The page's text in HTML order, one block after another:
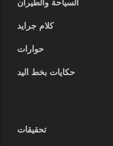
السياحة والطيران
كلام جرايد
حوارات
حكايات بخط اليد
تحقيقات